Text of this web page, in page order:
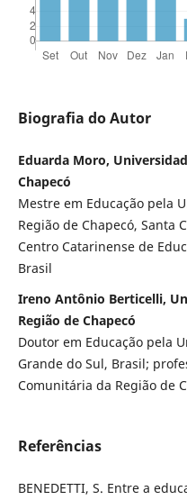
Biografia do Autor
Eduarda Moro,
Chapecó
Mestre em Educação pela
Região de Chapecó, Santa
Centro Catarinense de
Brasil
Ireno Antônio Berticelli,
Região de Chapecó
Doutor em Educação pela
Grande do Sul, Brasil;
Comunitária da Região de
Referências
BENEDETTI, S. Entre a